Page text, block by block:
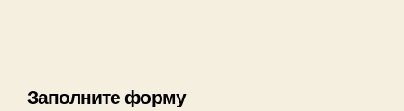
Заполните форму